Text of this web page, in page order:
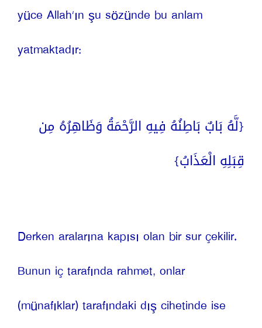
yüce Allah’ın şu sözünde bu anlam
yatmaktadır:
قِبَلِهِ الْعَذَابُ}
Derken aralarına kapısı olan bir sur çekilir.
Bunun iç tarafında rahmet, onlar
(münafıklar) tarafındaki dış cihetinde ise